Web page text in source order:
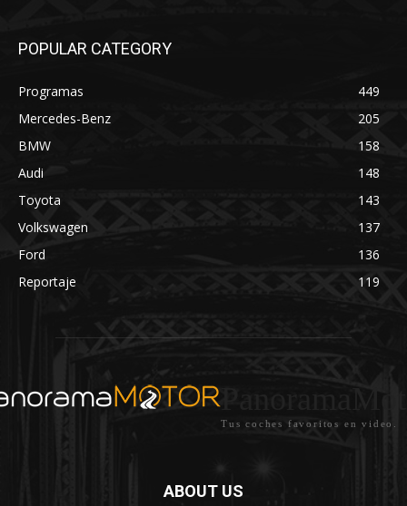
POPULAR CATEGORY
Programas
449
Mercedes-Benz
205
BMW
158
Audi
148
Toyota
143
Volkswagen
137
Ford
136
Reportaje
119
Tus coches favoritos en video.
ABOUT US